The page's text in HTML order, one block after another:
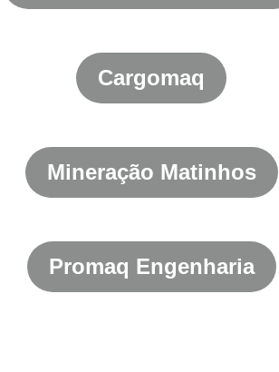
Cargomaq
Mineração Matinhos
Promaq Engenharia